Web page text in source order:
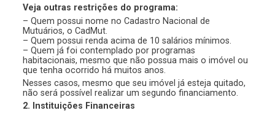
Veja outras restrições do programa:
– Quem possui nome no Cadastro Nacional de
Mutuários, o CadMut.
– Quem possui renda acima de 10 salários mínimos.
– Quem já foi contemplado por programas
habitacionais, mesmo que não possua mais o imóvel ou
que tenha ocorrido há muitos anos.
Nesses casos, mesmo que seu imóvel já esteja quitado,
não será possível realizar um segundo financiamento.
2. Instituições Financeiras